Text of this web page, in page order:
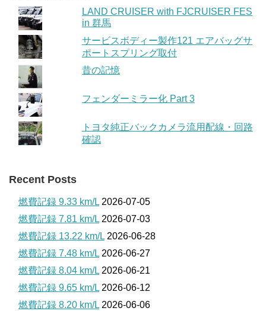
LAND CRUISER with FJCRUISER FES
in 群馬
サービスボディー製作121 エアバッグサ
ポートスプリング取付
昔の記憶
フェンダーミラー化 Part 3
トヨタ純正バックカメラ流用配線・回路
確認
Recent Posts
燃費記録 9.33 km/L 2026-07-05
燃費記録 7.81 km/L 2026-07-03
燃費記録 13.22 km/L 2026-06-28
燃費記録 7.48 km/L 2026-06-27
燃費記録 8.04 km/L 2026-06-21
燃費記録 9.65 km/L 2026-06-12
燃費記録 8.20 km/L 2026-06-06